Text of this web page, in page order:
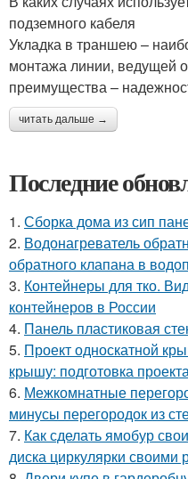
подземного кабеля
Укладка в траншею –
монтажа линии, ведущей
преимущества –
читать дальше →
Последние
1. Сборка дома из сип
2. Водонагреватель
обратного клапана в
3. Контейнеры для тко.
контейнеров в России
4. Панель пластиковая
5. Проект односкатной
крышу: подготовка
6. Межкомнатные
минусы перегородок из
7. Как сделать ямобур
диска циркулярки своими